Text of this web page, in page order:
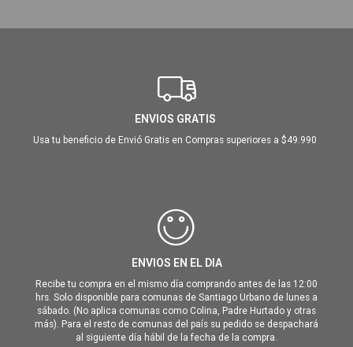
ENVIOS GRATIS
Usa tu beneficio de Envió Gratis en Compras superiores a $49.990
ENVIOS EN EL DIA
Recibe tu compra en el mismo día comprando antes de las 12:00
hrs. Solo disponible para comunas de Santiago Urbano de lunes a
sábado. (No aplica comunas como Colina, Padre Hurtado y otras
más). Para el resto de comunas del país su pedido se despachará
al siguiente día hábil de la fecha de la compra.